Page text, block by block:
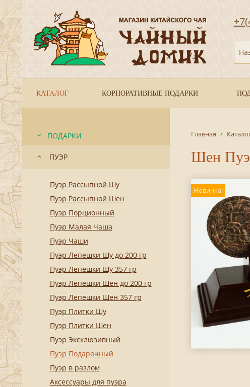
КАТАЛОГ КОРПОРАТИВНЫЕ ПОДАРКИ
ПОДАРКИ
ПУЭР
Пуэр Рассыпной Шу
Пуэр Рассыпной Шен
Пуэр Порционный
Пуэр Малая Чаша
Пуэр Чаши
Пуэр Лепешки Шу до 200 гр
Пуэр Лепешки Шу 357 гр
Пуэр Лепешки Шен до 200 гр
Пуэр Лепешки Шен 357 гр
Пуэр Плитки Шу
Пуэр Плитки Шен
Пуэр Эксклюзивный
Пуэр Подарочный
Пуэр в разлом
Аксессуары для пуэра
Главная /
Шен
Новинка!